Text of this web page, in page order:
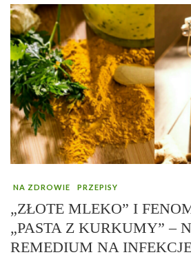
NA ZDROWIE PRZEPISY
„ZŁOTE MLEKO” I
„PASTA Z KURKUMY” –
REMEDIUM NA